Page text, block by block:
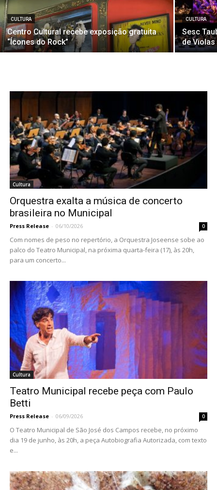
CULTURA
Centro Cultural recebe exposição gratuita
“Ícones do Rock”
CULTURA
Sesc
de
Cultura
Orquestra exalta a música de concerto
brasileira no Municipal
Press Release - 06/10/2026 0
Com nomes de peso no repertório, a Orquestra Joseense sobe ao
palco do Teatro Municipal, na próxima quarta-feira (17), às 20h,
para um concerto...
Cultura
Teatro Municipal recebe peça com Paulo
Betti
Press Release - 06/09/2026 0
O Teatro Municipal de São José dos Campos recebe, no próximo
dia 19 de junho, às 20h, a peça Autobiografia Autorizada, com texto
e...